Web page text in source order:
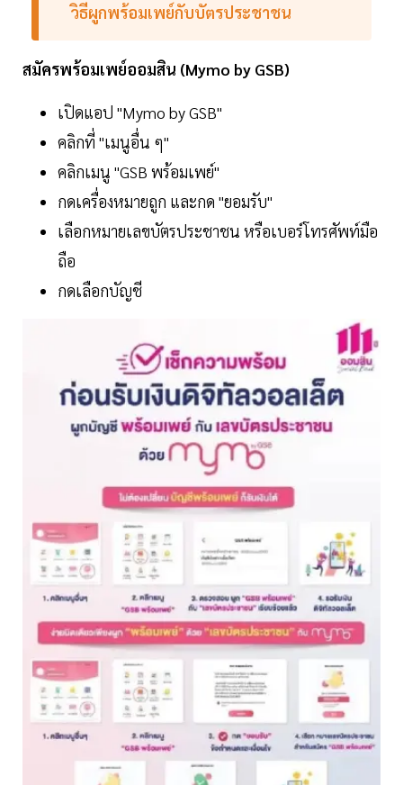
วิธีผูกพร้อมเพย์กับบัตรประชาชน
สมัครพร้อมเพย์ออมสิน (Mymo by GSB)
เปิดแอป "Mymo by GSB"
คลิกที่ "เมนูอื่น ๆ"
คลิกเมนู "GSB พร้อมเพย์"
กดเครื่องหมายถูก และกด "ยอมรับ"
เลือกหมายเลขบัตรประชาชน หรือเบอร์โทรศัพท์มือ
ถือ
กดเลือกบัญชี